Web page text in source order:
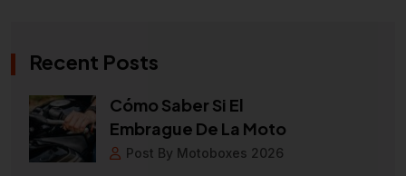
Recent Posts
Cómo Saber Si El
Embrague De La Moto
Post By Motoboxes 2026